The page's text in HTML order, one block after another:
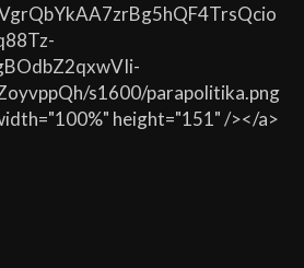
s1600/parapolitika.png
height="151" /></a>